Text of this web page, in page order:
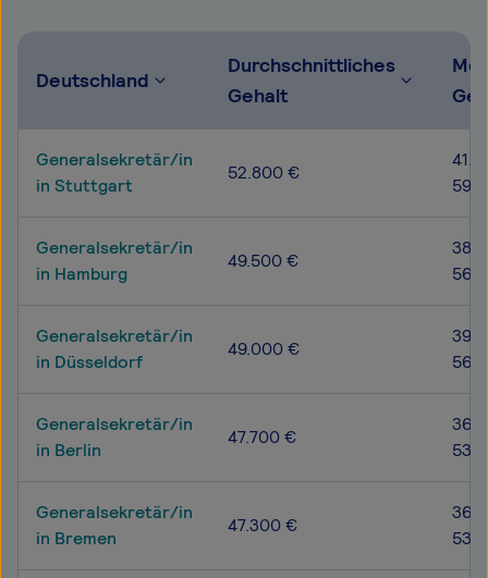
Deutschland
Durchschnittliches
Gehalt
Generalsekretär/in
in Stuttgart
52.800 €
Generalsekretär/in
in Hamburg
49.500 €
Generalsekretär/in
in Düsseldorf
49.000 €
Generalsekretär/in
in Berlin
47.700 €
Generalsekretär/in
in Bremen
47.300 €